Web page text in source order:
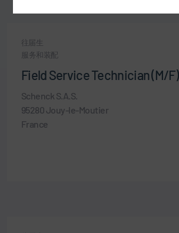
往届生
服务和装配
Field Service Technician (M/F)
Schenck S.A.S.
95280 Jouy-le-Moutier
France